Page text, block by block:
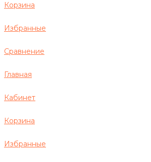
Корзина
Избранные
Сравнение
Главная
Кабинет
Корзина
Избранные